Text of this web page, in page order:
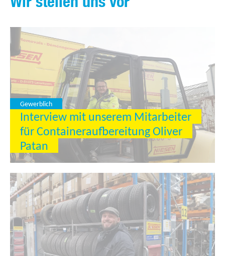
Gewerblich
Interview mit unserem Mitarbeiter
für Containeraufbereitung Oliver
Patan